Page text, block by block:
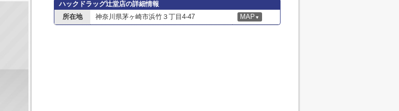
ハックドラッグ辻堂店の詳細情報
所在地
神奈川県茅ヶ崎市浜竹３丁目4-47 MAP ▼